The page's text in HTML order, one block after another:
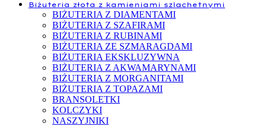
Biżuteria złota z kamieniami szlachetnymi
BIŻUTERIA Z DIAMENTAMI
BIŻUTERIA Z SZAFIRAMI
BIŻUTERIA Z RUBINAMI
BIŻUTERIA ZE SZMARAGDAMI
BIŻUTERIA EKSKLUZYWNA
BIŻUTERIA Z AKWAMARYNAMI
BIŻUTERIA Z MORGANITAMI
BIŻUTERIA Z TOPAZAMI
BRANSOLETKI
KOLCZYKI
NASZYJNIKI